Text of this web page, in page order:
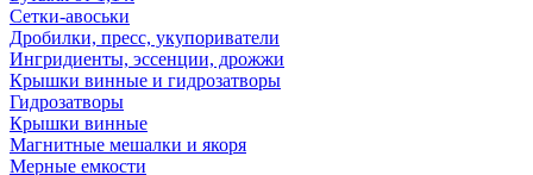
Сетки-авоськи
Дробилки, пресс, укупориватели
Ингридиенты, эссенции, дрожжи
Крышки винные и гидрозатворы
Гидрозатворы
Крышки винные
Магнитные мешалки и якоря
Мерные емкости